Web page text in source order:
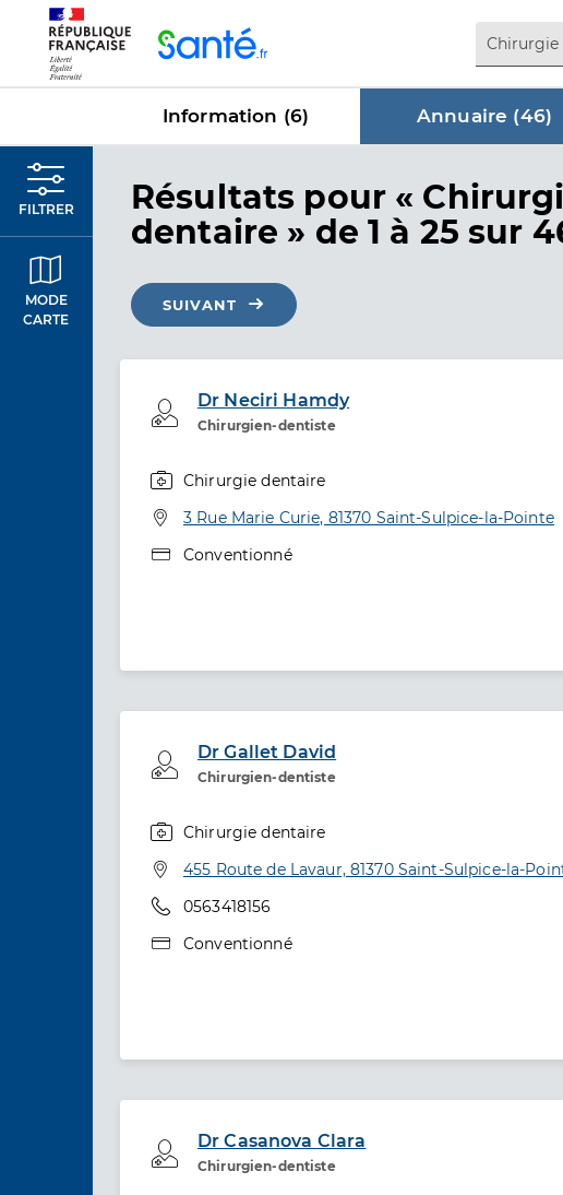
Information (6) Annuaire (46)
FILTRER
MODE
CARTE
Résultats dans Annuaire
pour «
dentaire » de 1 à 25 sur
SUIVANT
Dr Neciri Hamdy
Chirurgien-dentiste
Professionel de santé
Chirurgie dentaire
Adresse
3 Rue Marie Curie, 81370 Saint-Sulpice-la-Pointe
Type de convention
Conventionné
Dr Gallet David
Chirurgien-dentiste
Professionel de santé
Chirurgie dentaire
Adresse
455 Route de Lavaur, 81370 Saint-Sulpice-la-
Téléphone
0563418156
Type de convention
Conventionné
Dr Casanova Clara
Chirurgien-dentiste
Professionel de santé
Panneau de gestion des cookies